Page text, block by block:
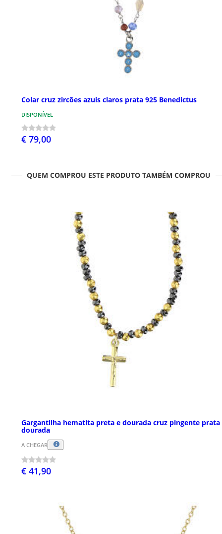
Colar cruz zircões azuis claros prata 925 Benedictus
DISPONÍVEL
€ 79,00
QUEM COMPROU ESTE PRODUTO TAMBÉM COMPROU
Gargantilha hematita preta e dourada cruz pingente prata
dourada
A CHEGAR
€ 41,90